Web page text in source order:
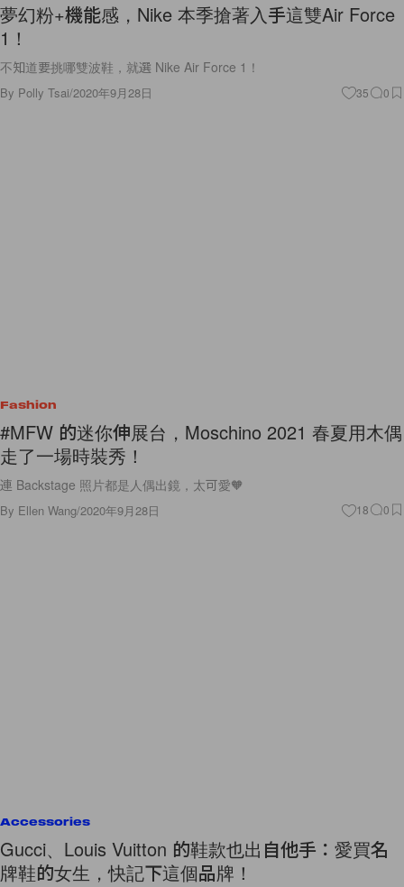
夢幻粉+機能感，Nike 本季搶著入手這雙Air Force
1！
不知道要挑哪雙波鞋，就選 Nike Air Force 1！
By Polly Tsai/2020年9月28日 35 0
Fashion
#MFW 的迷你伸展台，Moschino 2021 春夏用木偶
走了一場時裝秀！
連 Backstage 照片都是人偶出鏡，太可愛🧡
By Ellen Wang/2020年9月28日 18 0
Accessories
Gucci、Louis Vuitton 的鞋款也出自他手：愛買名
牌鞋的女生，快記下這個品牌！